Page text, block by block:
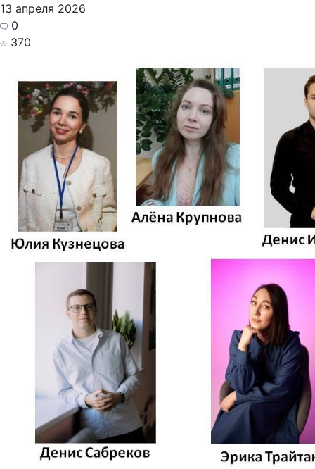
13 апреля 2026
0
370